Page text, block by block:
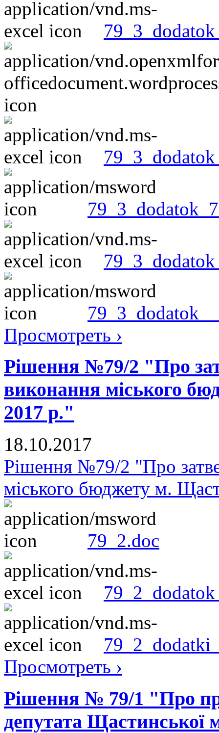
Просмотреть ›
Рішення №79/2 "Про
виконання міського
2017 р."
18.10.2017
Рішення №79/2 "Про
міського бюджету м.
79_2.doc
Просмотреть ›
Рішення № 79/1 "Про
депутата Щастинської